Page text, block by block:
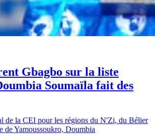
Gbagbo sur la liste
Soumaïla fait des
de la CEI pour les régions du N'Zi, du Bélier
de Yamoussoukro, Doumbia